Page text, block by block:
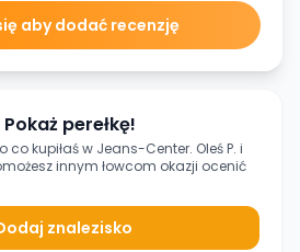
aby dodać recenzję
perełkę!
co kupiłaś w Jeans-Center. Oleś P. i
innym łowcom okazji ocenić
znalezisko